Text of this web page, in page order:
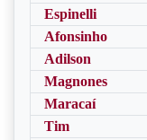
Espinelli
Afonsinho
Adilson
Magnones
Maracaí
Tim